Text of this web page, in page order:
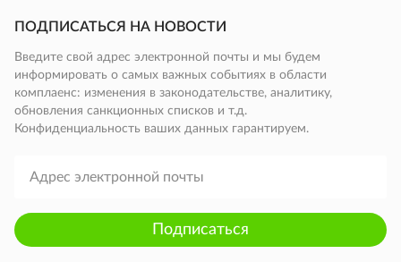
ПОДПИСАТЬСЯ НА НОВОСТИ
Введите свой адрес электронной почты и мы будем
информировать о самых важных событиях в области
комплаенс: изменения в законодательстве, аналитику,
обновления санкционных списков и т.д.
Конфиденциальность ваших данных гарантируем.
Подписаться